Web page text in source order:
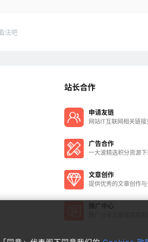
法吧
站长合作
申请友链
网站IT互联网相关链接
广告合作
一大波精选积分资源
文章创作
提供优秀的文章创作
推广中心